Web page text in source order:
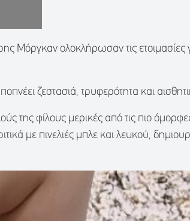
Μόργκαν ολοκλήρωσαν τις ετοιμασίες
ζεστασιά, τρυφερότητα και
φίλους μερικές από τις πιο
με πινελιές μπλε και λευκού,